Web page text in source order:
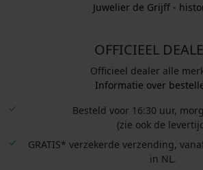
Juwelier de Grijff -
OFFICIEEL
Officieel dealer alle
Informatie over
Besteld voor 16:30 uur,
(zie ook de
GRATIS* verzekerde verzending,
in NL.